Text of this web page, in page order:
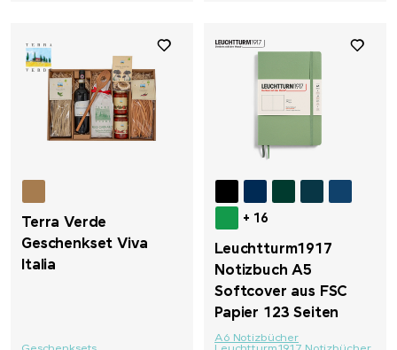
Terra Verde
Geschenkset Viva
Italia
+ 16
Leuchtturm1917
Notizbuch A5
Softcover aus FSC
Papier 123 Seiten
A6 Notizbücher